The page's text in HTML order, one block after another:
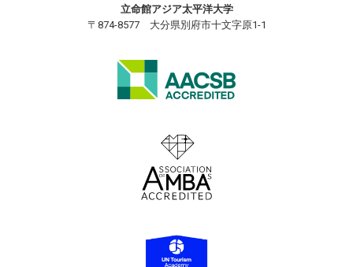
立命館アジア太平洋大学
〒874-8577 大分県別府市十文字原1-1